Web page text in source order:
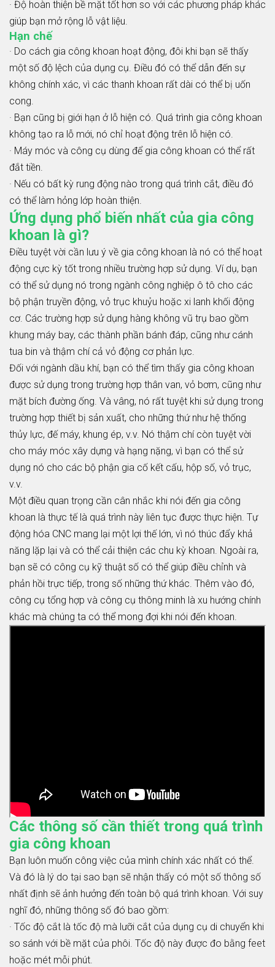
· Độ hoàn thiện bề mặt tốt hơn so với các phương pháp khác
giúp bạn mở rộng lỗ vật liệu.
Hạn chế
· Do cách gia công khoan hoạt động, đôi khi bạn sẽ thấy
một số độ lệch của dụng cụ. Điều đó có thể dẫn đến sự
không chính xác, vì các thanh khoan rất dài có thể bị uốn
cong.
· Bạn cũng bị giới hạn ở lỗ hiện có. Quá trình gia công khoan
không tạo ra lỗ mới, nó chỉ hoạt động trên lỗ hiện có.
· Máy móc và công cụ dùng để gia công khoan có thể rất
đắt tiền.
· Nếu có bất kỳ rung động nào trong quá trình cắt, điều đó
có thể làm hỏng lớp hoàn thiện.
Ứng dụng phổ biến nhất của gia công
khoan là gì?
Điều tuyệt vời cần lưu ý về gia công khoan là nó có thể hoạt
động cực kỳ tốt trong nhiều trường hợp sử dụng. Ví dụ, bạn
có thể sử dụng nó trong ngành công nghiệp ô tô cho các
bộ phận truyền động, vỏ trục khuỷu hoặc xi lanh khối động
cơ. Các trường hợp sử dụng hàng không vũ trụ bao gồm
khung máy bay, các thành phần bánh đáp, cũng như cánh
tua bin và thậm chí cả vỏ động cơ phản lực.
Đối với ngành dầu khí, bạn có thể tìm thấy gia công khoan
được sử dụng trong trường hợp thân van, vỏ bơm, cũng như
mặt bích đường ống. Và vâng, nó rất tuyệt khi sử dụng trong
trường hợp thiết bị sản xuất, cho những thứ như hệ thống
thủy lực, đế máy, khung ép, v.v. Nó thậm chí còn tuyệt vời
cho máy móc xây dựng và hạng nặng, vì bạn có thể sử
dụng nó cho các bộ phận gia cố kết cấu, hộp số, vỏ trục,
v.v.
Một điều quan trọng cần cân nhắc khi nói đến gia công
khoan là thực tế là quá trình này liên tục được thực hiện. Tự
động hóa CNC mang lại một lợi thế lớn, vì nó thúc đẩy khả
năng lặp lại và có thể cải thiện các chu kỳ khoan. Ngoài ra,
bạn sẽ có công cụ kỹ thuật số có thể giúp điều chỉnh và
phản hồi trực tiếp, trong số những thứ khác. Thêm vào đó,
công cụ tổng hợp và công cụ thông minh là xu hướng chính
khác mà chúng ta có thể mong đợi khi nói đến khoan.
Các thông số cần thiết trong quá trình
gia công khoan
Bạn luôn muốn công việc của mình chính xác nhất có thể.
Và đó là lý do tại sao bạn sẽ nhận thấy có một số thông số
nhất định sẽ ảnh hưởng đến toàn bộ quá trình khoan. Với suy
nghĩ đó, những thông số đó bao gồm:
· Tốc độ cắt là tốc độ mà lưỡi cắt của dụng cụ di chuyển khi
so sánh với bề mặt của phôi. Tốc độ này được đo bằng feet
hoặc mét mỗi phút.